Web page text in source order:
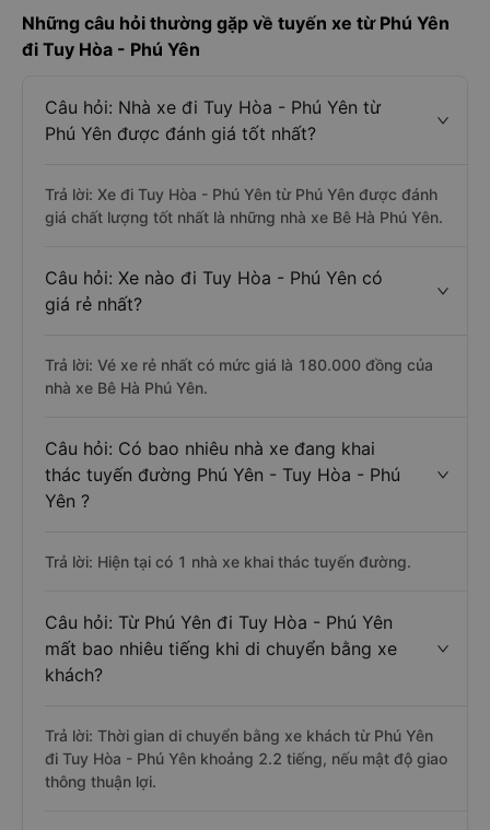
Những câu hỏi thường gặp về tuyến xe từ Phú Yên
đi Tuy Hòa - Phú Yên
Câu hỏi: Nhà xe đi Tuy Hòa - Phú Yên từ
Phú Yên được đánh giá tốt nhất?
Trả lời: Xe đi Tuy Hòa - Phú Yên từ Phú Yên được đánh
giá chất lượng tốt nhất là những nhà xe Bê Hà Phú Yên.
Câu hỏi: Xe nào đi Tuy Hòa - Phú Yên có
giá rẻ nhất?
Trả lời: Vé xe rẻ nhất có mức giá là 180.000 đồng của
nhà xe Bê Hà Phú Yên.
Câu hỏi: Có bao nhiêu nhà xe đang khai
thác tuyến đường Phú Yên - Tuy Hòa - Phú
Yên ?
Trả lời: Hiện tại có 1 nhà xe khai thác tuyến đường.
Câu hỏi: Từ Phú Yên đi Tuy Hòa - Phú Yên
mất bao nhiêu tiếng khi di chuyển bằng xe
khách?
Trả lời: Thời gian di chuyển bằng xe khách từ Phú Yên
đi Tuy Hòa - Phú Yên khoảng 2.2 tiếng, nếu mật độ giao
thông thuận lợi.